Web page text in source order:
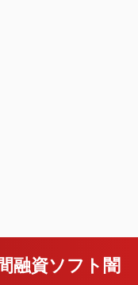
融資ソフト闇